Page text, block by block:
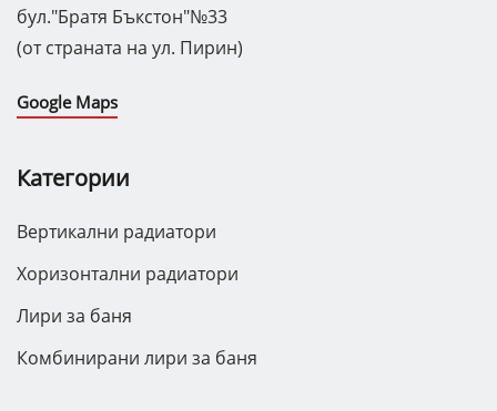
бул."Братя Бъкстон"№33
(от страната на ул. Пирин)
Google Maps
Категории
Вертикални радиатори
Хоризонтални радиатори
Лири за баня
Комбинирани лири за баня